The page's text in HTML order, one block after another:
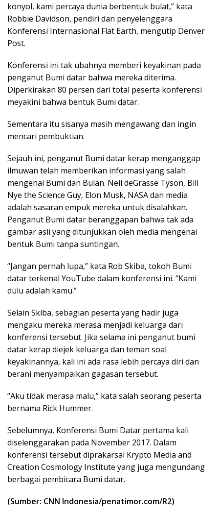
konyol, kami percaya dunia berbentuk bulat,” kata
Robbie Davidson, pendiri dan penyelenggara
Konferensi Internasional Flat Earth, mengutip Denver
Post.
Konferensi ini tak ubahnya memberi keyakinan pada
penganut Bumi datar bahwa mereka diterima.
Diperkirakan 80 persen dari total peserta konferensi
meyakini bahwa bentuk Bumi datar.
Sementara itu sisanya masih mengawang dan ingin
mencari pembuktian.
Sejauh ini, penganut Bumi datar kerap menganggap
ilmuwan telah memberikan informasi yang salah
mengenai Bumi dan Bulan. Neil deGrasse Tyson, Bill
Nye the Science Guy, Elon Musk, NASA dan media
adalah sasaran empuk mereka untuk disalahkan.
Penganut Bumi datar beranggapan bahwa tak ada
gambar asli yang ditunjukkan oleh media mengenai
bentuk Bumi tanpa suntingan.
“Jangan pernah lupa,” kata Rob Skiba, tokoh Bumi
datar terkenal YouTube dalam konferensi ini. “Kami
dulu adalah kamu.”
Selain Skiba, sebagian peserta yang hadir juga
mengaku mereka merasa menjadi keluarga dari
konferensi tersebut. Jika selama ini penganut bumi
datar kerap diejek keluarga dan teman soal
keyakinannya, kali ini ada rasa lebih percaya diri dan
berani menyampaikan gagasan tersebut.
“Aku tidak merasa malu,” kata salah seorang peserta
bernama Rick Hummer.
Sebelumnya, Konferensi Bumi Datar pertama kali
diselenggarakan pada November 2017. Dalam
konferensi tersebut diprakarsai Krypto Media and
Creation Cosmology Institute yang juga mengundang
berbagai pembicara Bumi datar.
(Sumber: CNN Indonesia/penatimor.com/R2)